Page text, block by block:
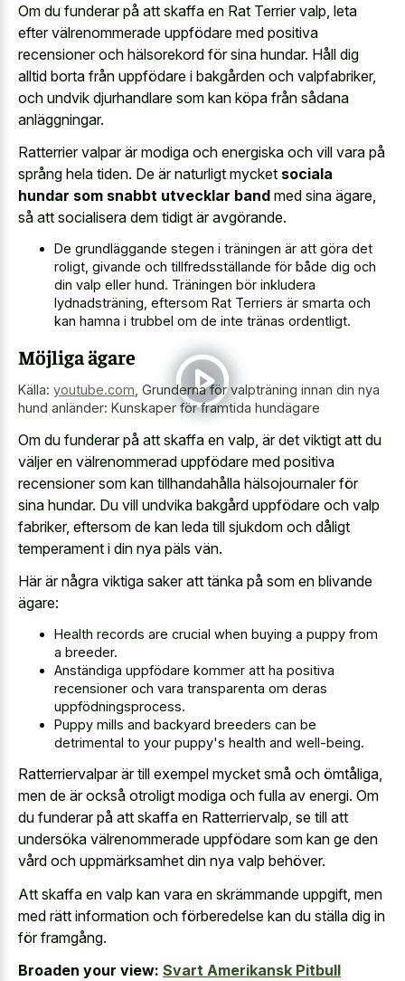
Om du funderar på att skaffa en Rat Terrier valp, leta
efter välrenommerade uppfödare med positiva
recensioner och hälsorekord för sina hundar. Håll dig
alltid borta från uppfödare i bakgården och valpfabriker,
och undvik djurhandlare som kan köpa från sådana
anläggningar.
Ratterrier valpar är modiga och energiska och vill vara på
språng hela tiden. De är naturligt mycket sociala
hundar som snabbt utvecklar band med sina ägare,
så att socialisera dem tidigt är avgörande.
De grundläggande stegen i träningen är att göra det
roligt, givande och tillfredsställande för både dig och
din valp eller hund. Träningen bör inkludera
lydnadsträning, eftersom Rat Terriers är smarta och
kan hamna i trubbel om de inte tränas ordentligt.
Möjliga ägare
Källa: youtube.com Grunderna för valpträning innan din nya
hund anländer: Kunskaper för framtida hundägare
Om du funderar på att skaffa en valp, är det viktigt att du
väljer en välrenommerad uppfödare med positiva
recensioner som kan tillhandahålla hälsojournaler för
sina hundar. Du vill undvika bakgård uppfödare och valp
fabriker, eftersom de kan leda till sjukdom och dåligt
temperament i din nya päls vän.
Här är några viktiga saker att tänka på som en blivande
ägare:
Health records are crucial when buying a puppy from
a breeder.
Anständiga uppfödare kommer att ha positiva
recensioner och vara transparenta om deras
uppfödningsprocess.
Puppy mills and backyard breeders can be
detrimental to your puppy's health and well-being.
Ratterriervalpar är till exempel mycket små och ömtåliga,
men de är också otroligt modiga och fulla av energi. Om
du funderar på att skaffa en Ratterriervalp, se till att
undersöka välrenommerade uppfödare som kan ge den
vård och uppmärksamhet din nya valp behöver.
Att skaffa en valp kan vara en skrämmande uppgift, men
med rätt information och förberedelse kan du ställa dig in
för framgång.
Broaden your view: Svart Amerikansk Pitbull